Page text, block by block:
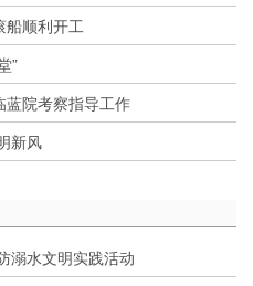
船顺利开工
”
蓝院考察指导工作
新风
溺水文明实践活动